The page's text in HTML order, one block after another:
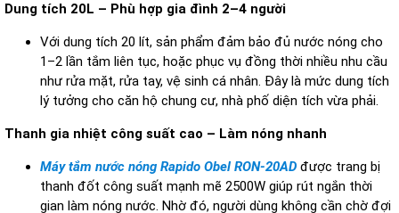
Dung tích 20L – Phù hợp gia đình 2–4 người
Với dung tích 20 lít, sản phẩm đảm bảo đủ nước nóng cho
1–2 lần tắm liên tục, hoặc phục vụ đồng thời nhiều nhu cầu
như rửa mặt, rửa tay, vệ sinh cá nhân. Đây là mức dung tích
lý tưởng cho căn hộ chung cư, nhà phố diện tích vừa phải.
Thanh gia nhiệt công suất cao – Làm nóng nhanh
Máy tắm nước nóng Rapido Obel RON-20AD được trang bị
thanh đốt công suất mạnh mẽ 2500W giúp rút ngắn thời
gian làm nóng nước. Nhờ đó, người dùng không cần chờ đợi